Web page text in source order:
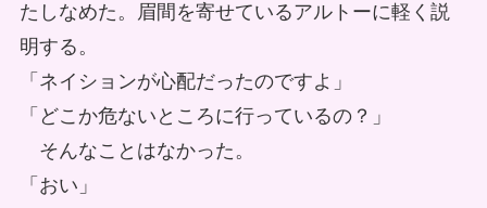
たしなめた。眉間を寄せているアルトーに軽く説
明する。
「ネイションが心配だったのですよ」
「どこか危ないところに行っているの？」
そんなことはなかった。
「おい」